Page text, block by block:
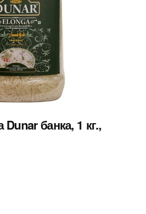
банка, 1 кг.,